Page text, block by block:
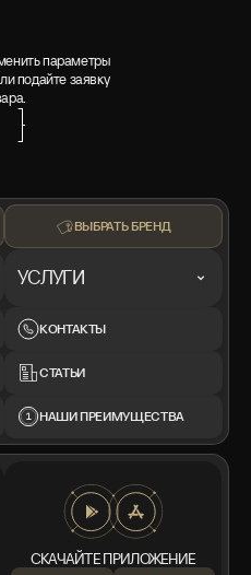
параметры
подайте заявку
ВЫБРАТЬ БРЕНД
УСЛУГИ
КОНТАКТЫ
СТАТЬИ
НАШИ ПРЕИМУЩЕСТВА
СКАЧАЙТЕ ПРИЛОЖЕНИЕ